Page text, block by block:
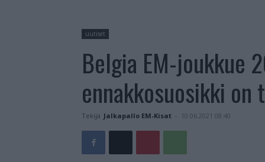
uutiset
Belgia EM-joukkue
ennakkosuosikki on
Tekijä Jalkapallo EM-Kisat - 10.06.2021 08:40